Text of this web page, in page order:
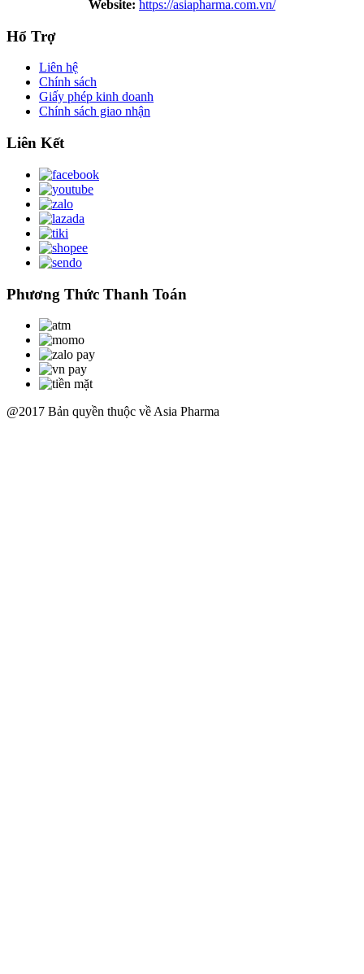
Website: https://asiapharma.com.vn/
Hổ Trợ
Liên hệ
Chính sách
Giấy phép kinh doanh
Chính sách giao nhận
Liên Kết
Phương Thức Thanh Toán
@2017 Bản quyền thuộc về Asia Pharma